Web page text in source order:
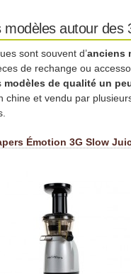
modèles autour des
sont souvent d’anciens
de rechange ou
modèles de qualité un
chine et vendu par
Émotion 3G Slow